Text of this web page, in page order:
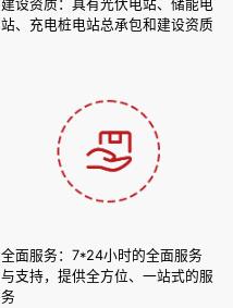
建设资质：具有光伏电站、储能电
站、充电桩电站总承包和建设资质
全面服务：7*24小时的全面服务
与支持，提供全方位、一站式的服
务